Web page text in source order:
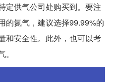
定供气公司处购买到。要注
的氮气，建议选择99.99%的
和安全性。此外，也可以考